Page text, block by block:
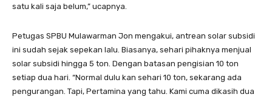
satu kali saja belum,” ucapnya.
Petugas SPBU Mulawarman Jon mengakui, antrean solar subsidi
ini sudah sejak sepekan lalu. Biasanya, sehari pihaknya menjual
solar subsidi hingga 5 ton. Dengan batasan pengisian 10 ton
setiap dua hari. “Normal dulu kan sehari 10 ton, sekarang ada
pengurangan. Tapi, Pertamina yang tahu. Kami cuma dikasih dua